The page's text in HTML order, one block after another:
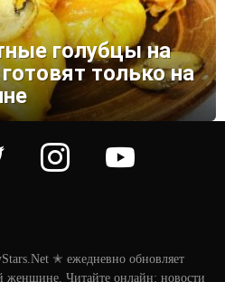
голубцы на
только на
instagram youtube
✭ ежедневно обновляет
женщине. Читайте онлайн: новости